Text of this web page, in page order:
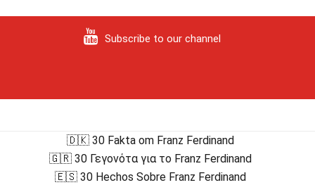
Subscribe to our channel
🇩🇰 30 Fakta om Franz Ferdinand
🇬🇷 30 Γεγονότα για το Franz Ferdinand
🇪🇸 30 Hechos Sobre Franz Ferdinand